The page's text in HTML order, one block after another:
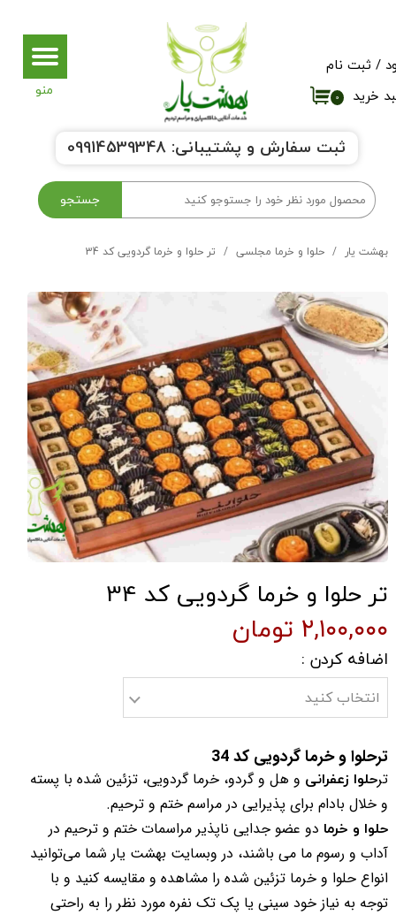
جستجو
۰ خرید
/ ثبت نام
تغییر گذر واژه
خروج از حساب کاربری
ثبت سفارش و پشتیبانی: 09914539348
بهشت یار حلوا و خرما مجلسی تر حلوا و خرما گردویی کد 34
تر حلوا و خرما گردویی کد 34
۲,۱۰۰,۰۰۰ تومان
ترحلوا و خرما گردویی کد 34
ترحلوا زعفرانی و هل و گردو، خرما گردویی، تزئین شده با پسته
و خلال بادام برای پذیرایی در مراسم ختم و ترحیم.
حلوا و خرما دو عضو جدایی ناپذیر مراسمات ختم و ترحیم در
آداب و رسوم ما می باشند، در وبسایت بهشت یار شما می‌توانید
انواع حلوا و خرما تزئین شده را مشاهده و مقایسه کنید و با
توجه به نیاز خود سینی یا پک تک نفره مورد نظر را به راحتی
اضافه کردن :
انتخاب کنید